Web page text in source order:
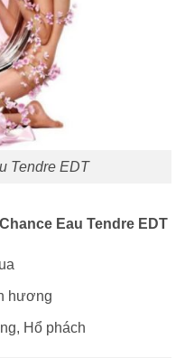
Tendre EDT
Eau Tendre EDT
hương
Hổ phách